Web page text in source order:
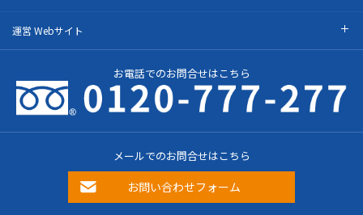
運営 Webサイト
お電話でのお問合せはこちら
メールでのお問合せはこちら
お問い合わせフォーム